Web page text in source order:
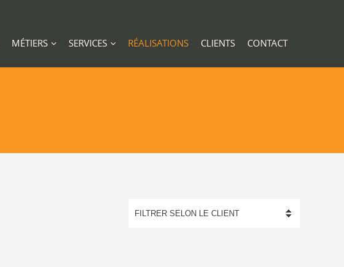
MÉTIERS SERVICES RÉALISATIONS CLIENTS CONTACT